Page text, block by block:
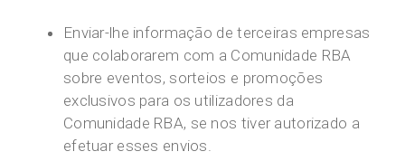
Enviar-lhe informação de terceiras empresas
que colaborarem com a Comunidade RBA
sobre eventos, sorteios e promoções
exclusivos para os utilizadores da
Comunidade RBA, se nos tiver autorizado a
efetuar esses envios.